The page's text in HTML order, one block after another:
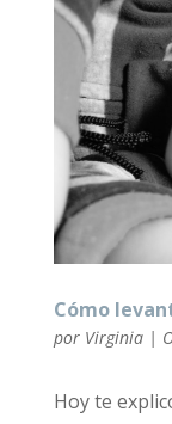
Cómo
por Virginia|
Hoy te